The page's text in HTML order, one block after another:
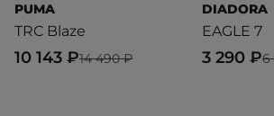
PUMA
TRC Blaze
14 490 ₽
10 143 ₽
DIADORA
EAGLE 7
6
3 290 ₽